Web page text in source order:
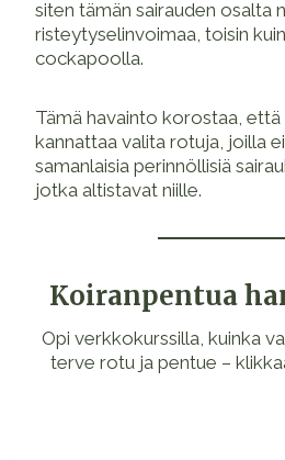
siten tämän sairauden osalta
risteytyselinvoimaa, toisin
cockapoolla.
Tämä havainto korostaa,
kannattaa valita rotuja, joilla
samanlaisia perinnöllisiä
jotka altistavat niille.
Koiranpentua
Opi verkkokurssilla, kuinka
terve rotu ja pentue –